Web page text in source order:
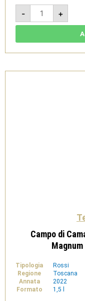
-
Campo
Camagi
2020
Rosso
-
+
Campo di
Tipologia
Rossi
Regione
Toscana
Annata
2022
Formato
1,5 l